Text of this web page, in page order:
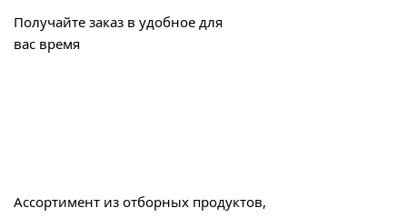
Получайте заказ в удобное для
вас время
Ассортимент из отборных продуктов,